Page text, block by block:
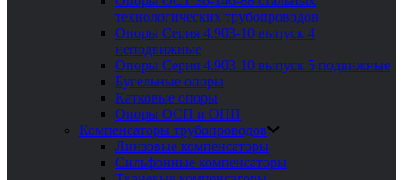
технологических трубопроводов
Опоры Серия 4.903-10 выпуск 4
неподвижные
Опоры Серия 4.903-10 выпуск 5 подвижные
Бугельные опоры
Катковые опоры
Опоры ОСП и ОПП
Компенсаторы трубопроводов
Линзовые компенсаторы
Сильфонные компенсаторы